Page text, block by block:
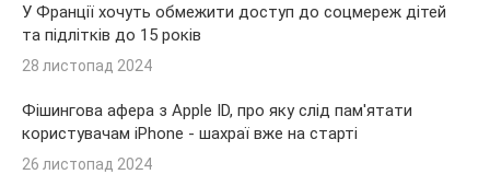
У Франції хочуть обмежити доступ до соцмереж дітей
та підлітків до 15 років
28 листопад 2024
Фішингова афера з Apple ID, про яку слід пам'ятати
користувачам iPhone - шахраї вже на старті
26 листопад 2024